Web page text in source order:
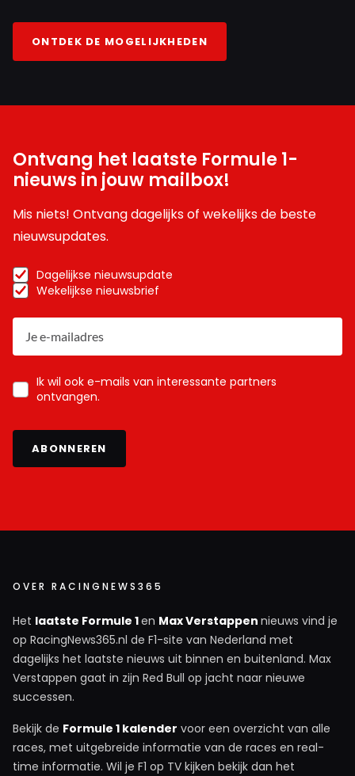
ONTDEK DE MOGELIJKHEDEN
Ontvang het laatste Formule 1-
nieuws in jouw mailbox!
Mis niets! Ontvang dagelijks of wekelijks de beste
nieuwsupdates.
Dagelijkse nieuwsupdate
Wekelijkse nieuwsbrief
Ik wil ook e-mails van interessante partners
ontvangen.
ABONNEREN
OVER RACINGNEWS365
Het laatste Formule 1en Max Verstappen nieuws vind je
op RacingNews365.nl de F1-site van Nederland met
dagelijks het laatste nieuws uit binnen en buitenland. Max
Verstappen gaat in zijn Red Bull op jacht naar nieuwe
successen.
Bekijk de Formule 1 kalender voor een overzicht van alle
races, met uitgebreide informatie van de races en real-
time informatie. Wil je F1 op TV kijken bekijk dan het